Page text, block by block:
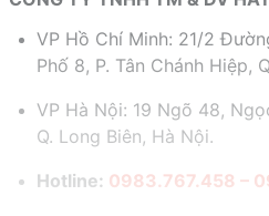
VP Hồ Chí Minh: 21/2
Phố 8, P. Tân Chánh Hiệp,
VP Hà Nội: 19 Ngõ 48,
Q. Long Biên, Hà Nội.
Hotline: 0983.767.458 –